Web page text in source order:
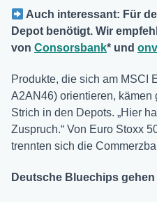
Auch interessant: Für
Depot benötigt. Wir
von Consorsbank* und
Produkte, die sich am MSCI
A2AN46) orientieren, kämen
Strich in den Depots. „Hier
Zuspruch.“ Von Euro Stoxx
trennten sich die
Deutsche Bluechips